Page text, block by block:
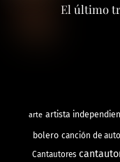
El último
arte artista
bolero canción de
Cantautores